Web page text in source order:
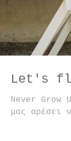
Let's
Never Grow
μας αρέσει